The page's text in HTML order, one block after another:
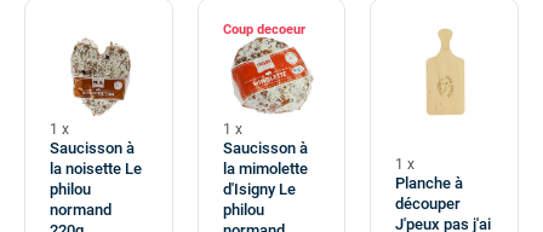
1 x
Saucisson à
la noisette Le
philou
normand
Coup de
1 x
Saucisson à
la mimolette
d'Isigny Le
philou
1 x
Planche à
découper
J'peux pas j'ai